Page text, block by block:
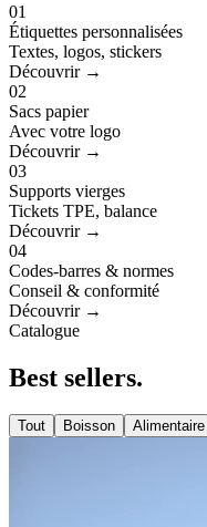
01
Étiquettes personnalisées
Textes, logos, stickers
Découvrir →
02
Sacs papier
Avec votre logo
Découvrir →
03
Supports vierges
Tickets TPE, balance
Découvrir →
04
Codes-barres & normes
Conseil & conformité
Découvrir →
Catalogue
Best sellers.
Tout Boisson Alimentaire